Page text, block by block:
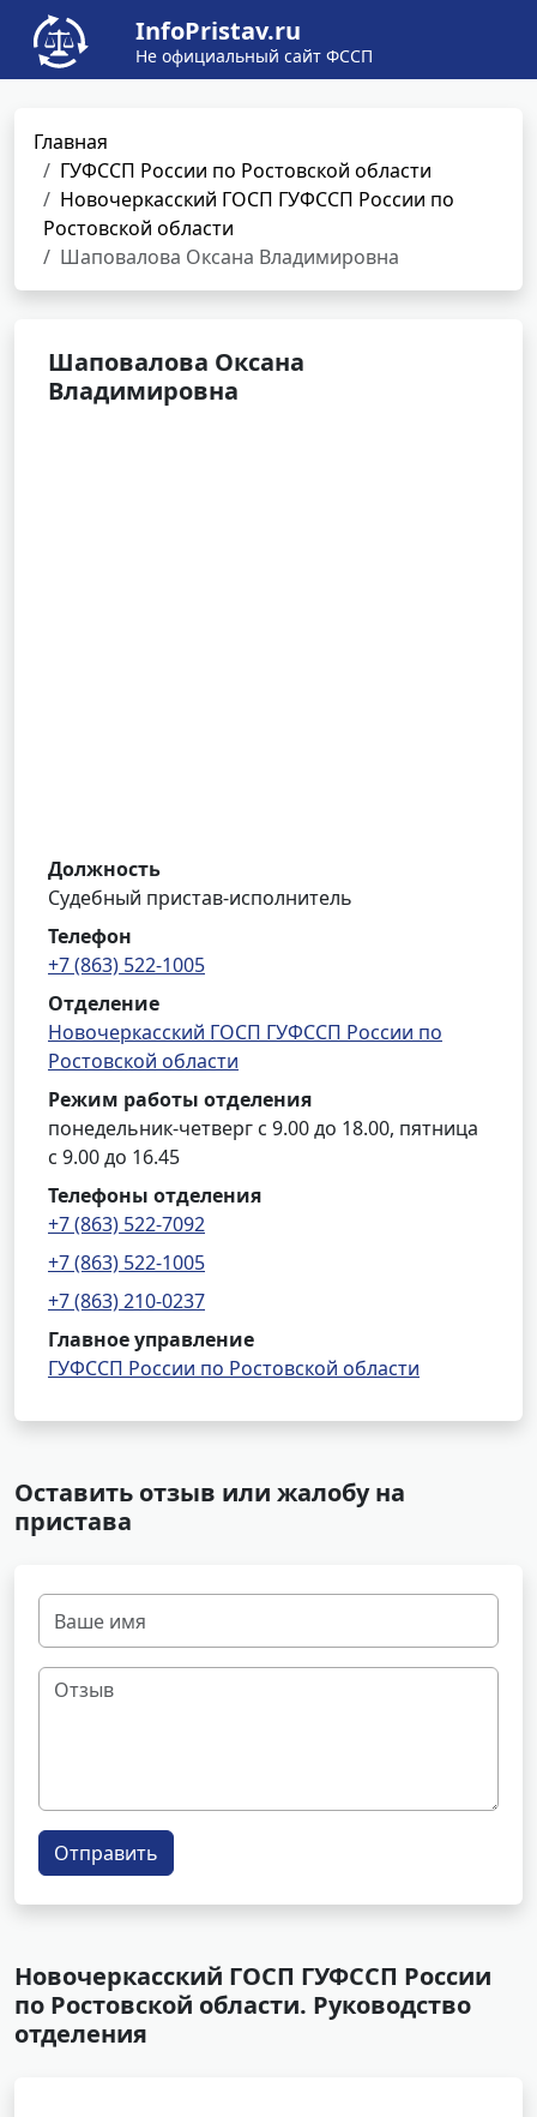
InfoPristav.ru
Не официальный сайт ФССП
Главная
ГУФССП России по Ростовской области
Новочеркасский ГОСП ГУФССП России по
Ростовской области
Шаповалова Оксана Владимировна
Шаповалова Оксана
Владимировна
Должность
Судебный пристав-исполнитель
Телефон
+7 (863) 522-1005
Отделение
Новочеркасский ГОСП ГУФССП России по
Ростовской области
Режим работы отделения
понедельник-четверг с 9.00 до 18.00, пятница
с 9.00 до 16.45
Телефоны отделения
+7 (863) 522-7092
+7 (863) 522-1005
+7 (863) 210-0237
Главное управление
ГУФССП России по Ростовской области
Оставить отзыв или жалобу на
пристава
Отправить
Новочеркасский ГОСП ГУФССП России
по Ростовской области. Руководство
отделения